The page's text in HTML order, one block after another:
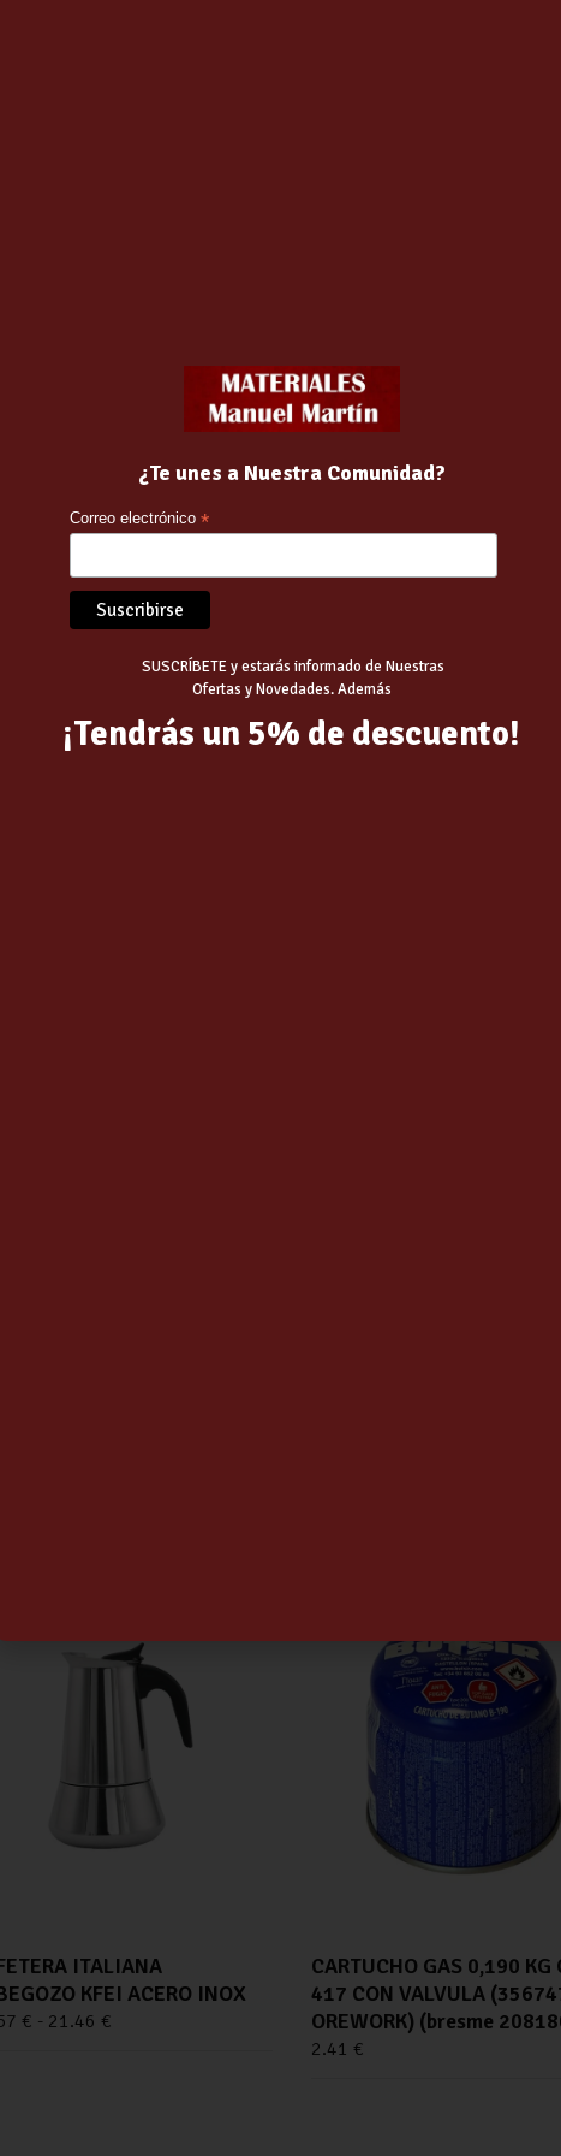
que ofrecen a nuestra paella, además de ser fáciles de
CEGASA MINI
BLANCO
CEGASA LED STICK
E27 CJ 2700
ITALIANA
KFEI ACERO INOX
€ - 21.46 €
CARTUCHO GAS 0,190 KG
417 CON VALVULA
OREWORK) (bresme
2.41 €
¿Te unes a Nuestra Comunidad?
Correo electrónico *
SUSCRÍBETE y estarás informado de Nuestras
Ofertas y Novedades. Además
¡Tendrás un 5% de descuento!